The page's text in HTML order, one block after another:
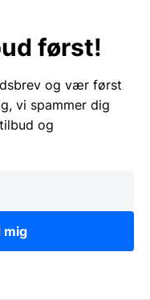
først!
og vær først
vi spammer dig
og
mig